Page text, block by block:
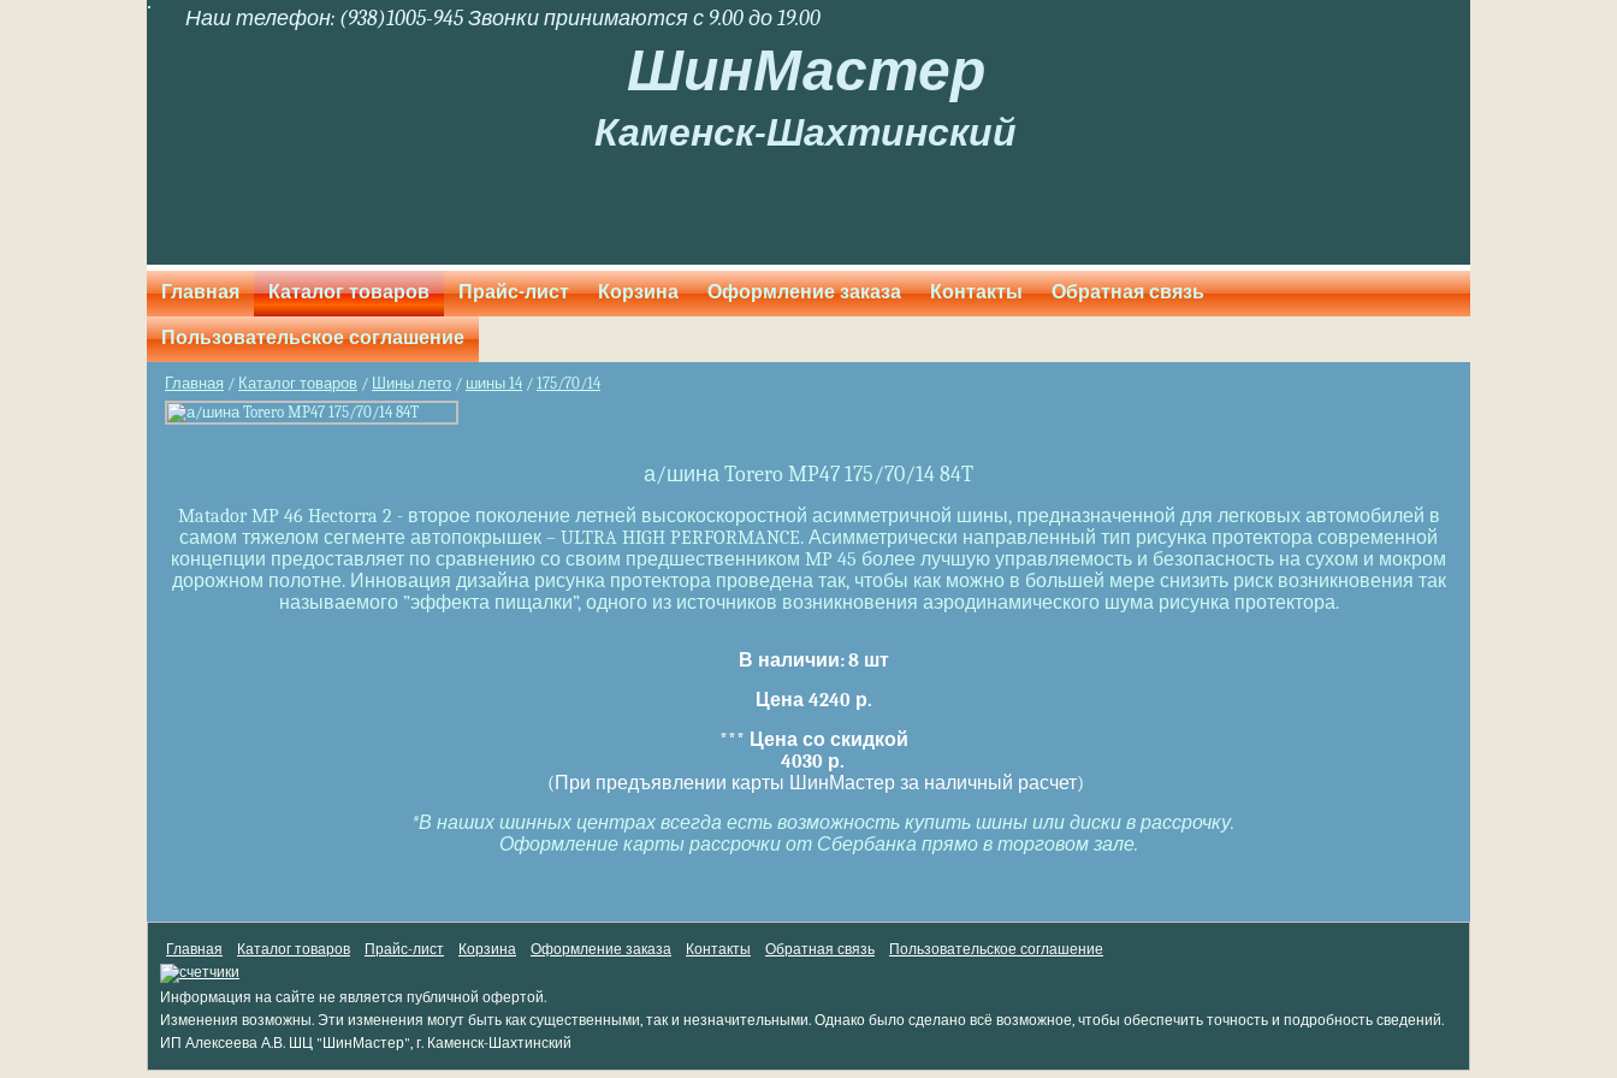
Наш телефон: (938)1005-945 Звонки принимаются с 9.00 до 19.00
ШинМастер
Каменск-Шахтинский
Главная Каталог товаров Прайс-лист Корзина Оформление заказа Контакты Обратная связь
Пользовательское соглашение
Главная / Каталог товаров / Шины лето / шины 14 / 175/70/14
а/шина Torero MP47 175/70/14 84T
Matador MP 46 Hectorra 2 - второе поколение летней высокоскоростной асимметричной шины, предназначенной для легковых автомобилей в
самом тяжелом сегменте автопокрышек – ULTRA HIGH PERFORMANCE. Асимметрически направленный тип рисунка протектора современной
концепции предоставляет по сравнению со своим предшественником MP 45 более лучшую управляемость и безопасность на сухом и мокром
дорожном полотне. Инновация дизайна рисунка протектора проведена так, чтобы как можно в большей мере снизить риск возникновения так
называемого ”эффекта пищалки”, одного из источников возникновения аэродинамического шума рисунка протектора.
В наличии:8 шт
Цена 4240 р.
*** Цена со скидкой
4030 р.
(При предъявлении карты ШинМастер за наличный расчет)
*В наших шинных центрах всегда есть возможность купить шины или диски в рассрочку.
Оформление карты рассрочки от Сбербанка прямо в торговом зале.
Главная Каталог товаров Прайс-лист Корзина Оформление заказа Контакты Обратная связь Пользовательское соглашение
Информация на сайте не является публичной офертой.
Изменения возможны. Эти изменения могут быть как существенными, так и незначительными. Однако было сделано всё возможное, чтобы обеспечить точность и подробность сведений.
ИП Алексеева А.В. ШЦ "ШинМастер", г. Каменск-Шахтинский